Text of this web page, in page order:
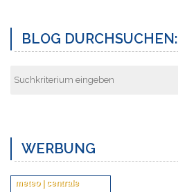
BLOG DURCHSUCHEN:
WERBUNG
meteo | centrale